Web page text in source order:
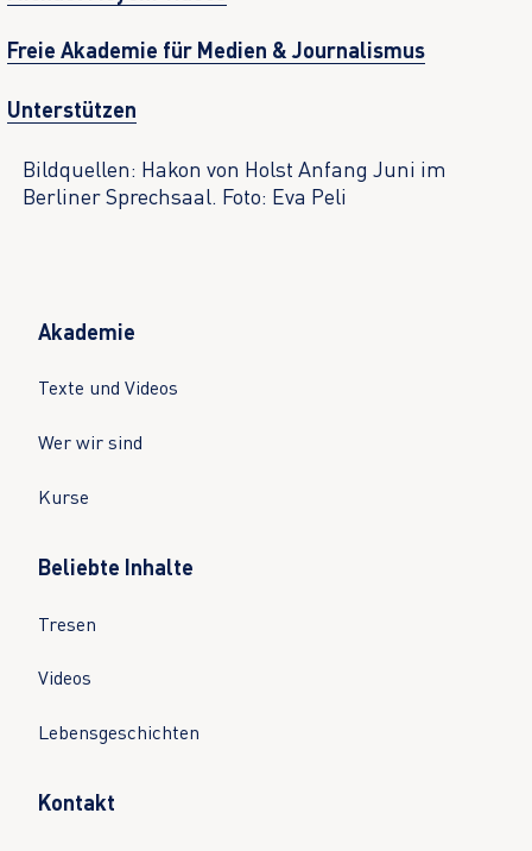
Freie Akademie für Medien & Journalismus
Unterstützen
Bildquellen: Hakon von Holst Anfang Juni im
Berliner Sprechsaal. Foto: Eva Peli
Akademie
Texte und Videos
Wer wir sind
Kurse
Beliebte Inhalte
Tresen
Videos
Lebensgeschichten
Kontakt